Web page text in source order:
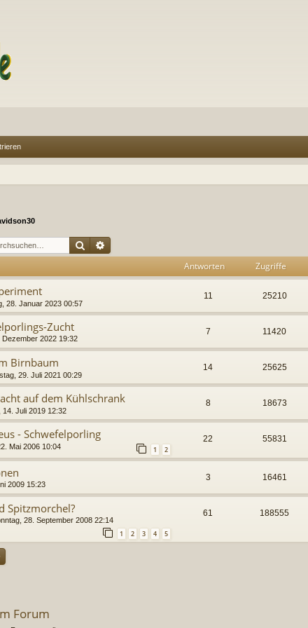
Suche
Antworten Zugriffe
28. Januar 2023 00:57
11 25210
Zucht
Dezember 2022 19:32
7 11420
Birnbaum
29. Juli 2021 00:29
14 25625
auf dem Kühlschrank
14. Juli 2019 12:32
8 18673
- Schwefelporling
Mai 2006 10:04 1 2
22 55831
2009 15:23
3 16461
Spitzmorchel?
28. September 2008 22:14
1 2 3 4 5
61 188555
Forum